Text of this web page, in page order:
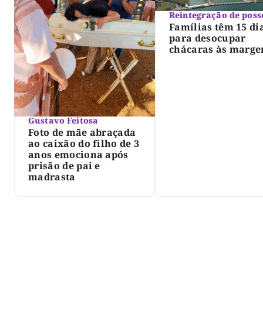
Gustavo Feitosa
Foto de mãe abraçada
ao caixão do filho de 3
anos emociona após
prisão de pai e
madrasta
Reintegração de
Famílias têm 15
para desocupar
chácaras às